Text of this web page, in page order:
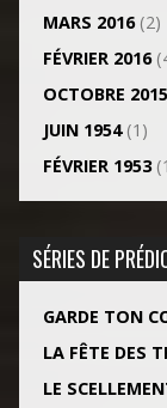
MARS 2016(2)
FÉVRIER 2016
OCTOBRE 2015
JUIN 1954(1)
FÉVRIER 1953
SÉRIES DE
GARDE TON
LA FÊTE DES
LE